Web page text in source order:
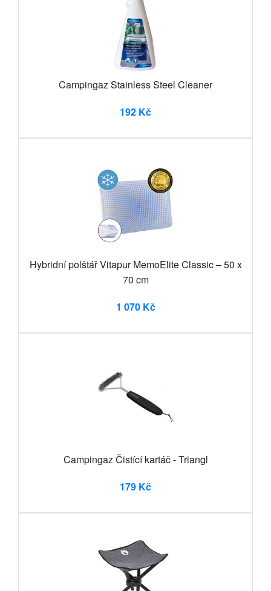
Campingaz Stainless Steel Cleaner
192 Kč
Hybridní polštář Vitapur MemoElite Classic – 50 x
70 cm
1 070 Kč
Campingaz Čistící kartáč - Triangl
179 Kč